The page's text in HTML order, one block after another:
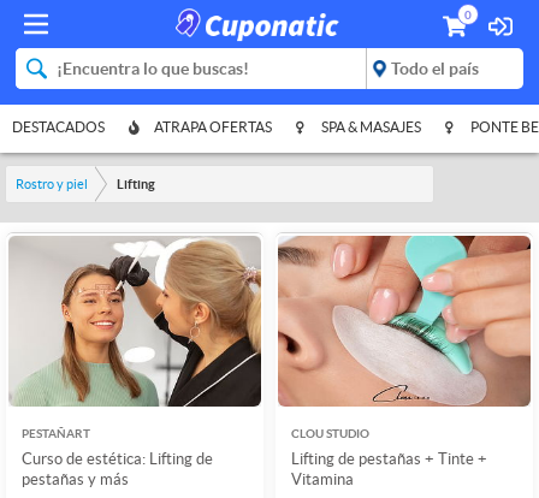
0
DESTACADOS ATRAPA OFERTAS SPA & MASAJES PONTE
Rostro y piel Lifting
PESTAÑART
Curso de estética: Lifting de
pestañas y más
CLOU STUDIO
Lifting de pestañas + Tinte +
Vitamina